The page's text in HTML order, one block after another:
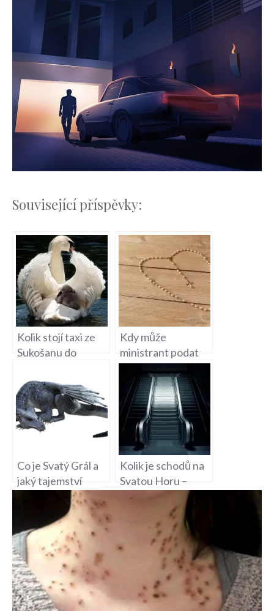
Související příspěvky:
Kolik stojí taxi ze
Sukošanu do
Doprava na
Chorvatském
Ostrově
Kdy může
ministrant podat
Svaté přijímání na
mši svaté?
Co je Svatý Grál a
jaký tajemství
ukrývá tato
Kolik je schodů na
Svatou Horu –
Duchovní Cesta